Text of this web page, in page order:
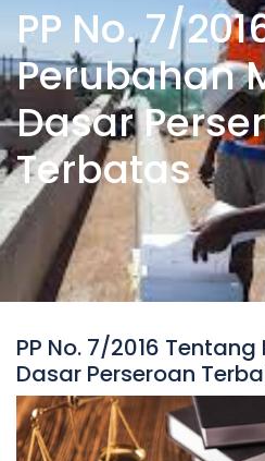
PP No. 7/
Perubahan
Dasar
Terbatas
PP No. 7/2016
Dasar Perseroan